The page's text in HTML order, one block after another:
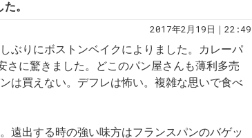
。
2017年2月19日｜22:49
ぶりにボストンベイクによりました。カレーパ
さに驚きました。どこのパン屋さんも薄利多売
は買えない。デフレは怖い。複雑な思いで食べ
遠出する時の強い味方はフランスパンのバゲッ